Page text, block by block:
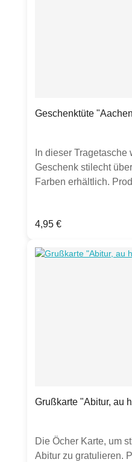
Geschenktüte
In dieser Tragetasche
Geschenk stilecht
Farben erhältlich.
eingeklebter
oder rotHergestellt in
Regulärer Preis:
4,95 €
Grußkarte "Abitur, au
Die Öcher Karte, um
Abitur zu gratulieren.